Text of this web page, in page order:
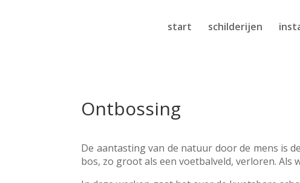
start schilderijen
Ontbossing
De aantasting van de natuur door de mens is
bos, zo groot als een voetbalveld, verloren. Als